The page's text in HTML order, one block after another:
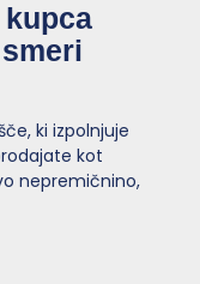
kupca
ki izpolnjuje
kot
nepremičnino,